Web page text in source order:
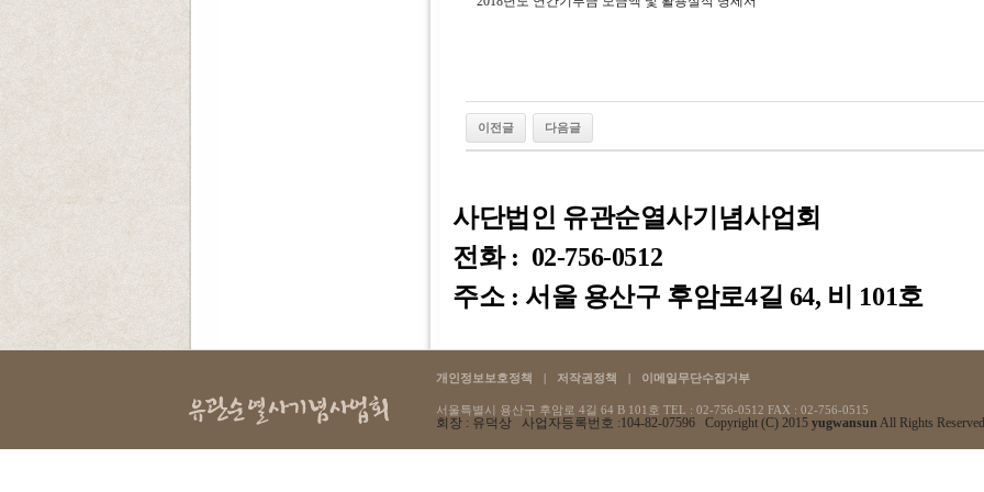
이전글 다음글
사단법인 유관순열사기념사업회
전화 : 02-756-0512
주소 : 서울 용산구 후암로4길 64, 비 101호
개인정보보호정책 | 저작권정책 | 이메일무단수집거부
서울특별시 용산구 후암로 4길 64 B 101호 TEL : 02-756-0512 FAX : 02-756-0515
회장 : 유덕상 사업자등록번호 :104-82-07596 Copyright (C) 2015 yugwansun All Rights